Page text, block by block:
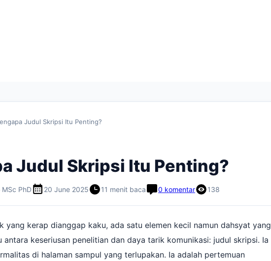
Judul Skripsi Itu Penting?
Judul Skripsi Itu Penting?
MSc PhD 20 June 2025 11 menit baca 0 komentar 138
yang kerap dianggap kaku, ada satu elemen kecil namun dahsyat yang
antara keseriusan penelitian dan daya tarik komunikasi: judul skripsi. Ia
di halaman sampul yang terlupakan. Ia adalah pertemuan